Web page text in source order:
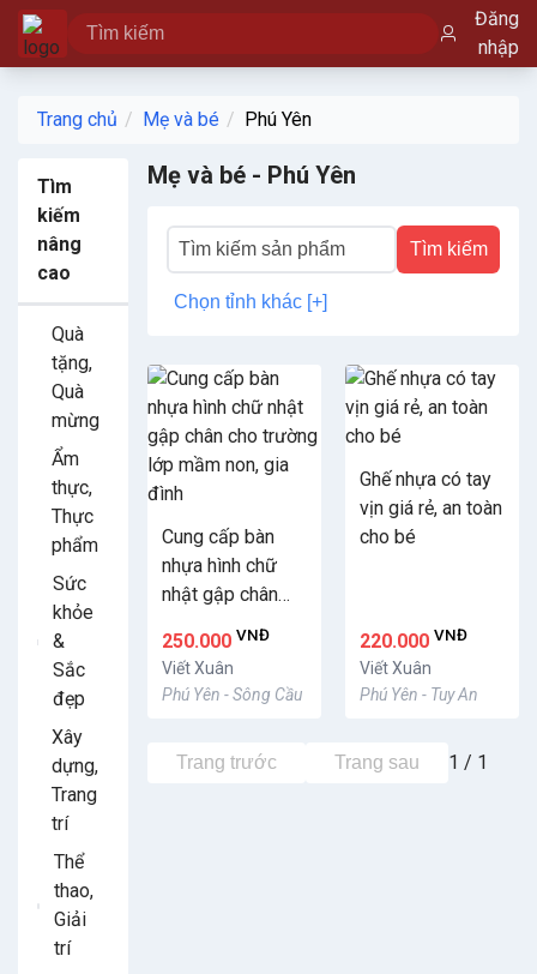
Đăng
nhập
Trang chủ Mẹ và bé Phú Yên
Mẹ và bé - Phú Yên
Tìm kiếm
Chọn tỉnh khác [+]
Cung cấp bàn
nhựa hình chữ
nhật gập chân
cho trường lớp
mầm non, gia
đình
250.000 VNĐ
Viết Xuân
Phú Yên - Sông Cầu
Ghế nhựa có tay
vịn giá rẻ, an toàn
cho bé
220.000 VNĐ
Viết Xuân
Phú Yên - Tuy An
Trang trước Trang sau 1 / 1
Tìm
kiếm
nâng
cao
Quà
tặng,
Quà
mừng
Ẩm
thực,
Thực
phẩm
Sức
khỏe
&
Sắc
đẹp
Xây
dựng,
Trang
trí
Thể
thao,
Giải
trí